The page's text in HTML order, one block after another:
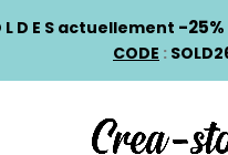
L D E S actuellement -25%
CODE :